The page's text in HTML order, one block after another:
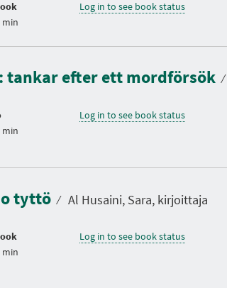
min
Log in to see book status
tankar efter ett mordförsök ⁄
min
Log in to see book status
tyttö ⁄ Al Husaini, Sara, kirjoittaja
min
Log in to see book status